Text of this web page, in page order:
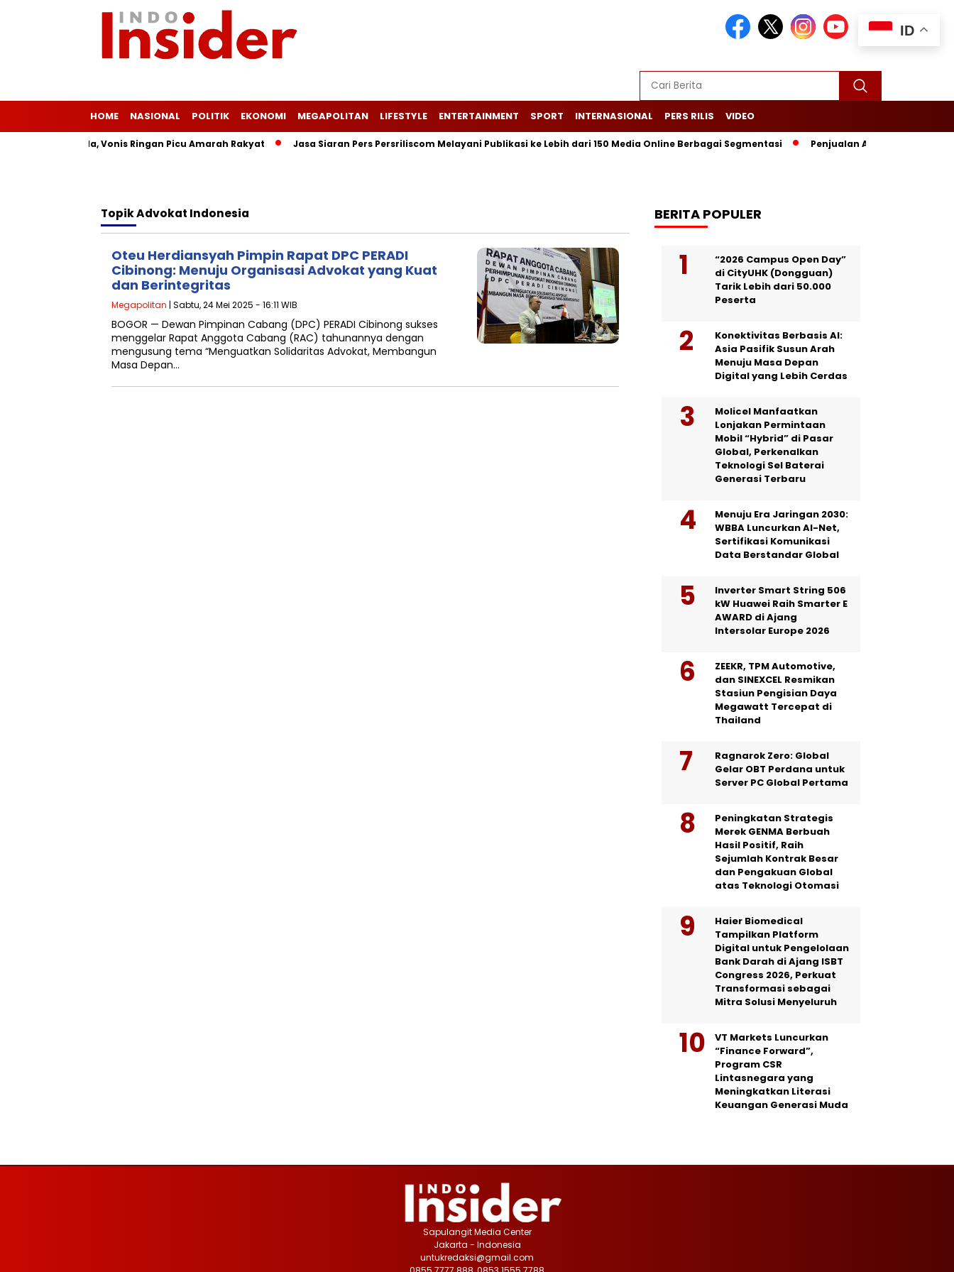
HOME NASIONAL POLITIK EKONOMI MEGAPOLITAN LIFESTYLE ENTERTAINMENT SPORT INTERNASIONAL PERS RILIS VIDEO
Merajalela, Vonis Ringan Picu Amarah Rakyat Jasa Siaran Pers Persriliscom Melayani Publikasi ke Lebih dari 150 Media Online Berbagai Segmentasi Penjualan Anjlok, Coca Cola
TopikAdvokat Indonesia
Oteu Herdiansyah Pimpin Rapat DPC PERADI
Cibinong: Menuju Organisasi Advokat yang Kuat
dan Berintegritas
Megapolitan | Sabtu, 24 Mei 2025 - 16:11 WIB
BOGOR — Dewan Pimpinan Cabang (DPC) PERADI Cibinong sukses
menggelar Rapat Anggota Cabang (RAC) tahunannya dengan
mengusung tema “Menguatkan Solidaritas Advokat, Membangun
Masa Depan…
BERITA POPULER
“2026 Campus Open Day”
di CityUHK (Dongguan)
Tarik Lebih dari 50.000
Peserta
Konektivitas Berbasis AI:
Asia Pasifik Susun Arah
Menuju Masa Depan
Digital yang Lebih Cerdas
Molicel Manfaatkan
Lonjakan Permintaan
Mobil “Hybrid” di Pasar
Global, Perkenalkan
Teknologi Sel Baterai
Generasi Terbaru
Menuju Era Jaringan 2030:
WBBA Luncurkan AI-Net,
Sertifikasi Komunikasi
Data Berstandar Global
Inverter Smart String 506
kW Huawei Raih Smarter E
AWARD di Ajang
Intersolar Europe 2026
ZEEKR, TPM Automotive,
dan SINEXCEL Resmikan
Stasiun Pengisian Daya
Megawatt Tercepat di
Thailand
Ragnarok Zero: Global
Gelar OBT Perdana untuk
Server PC Global Pertama
Peningkatan Strategis
Merek GENMA Berbuah
Hasil Positif, Raih
Sejumlah Kontrak Besar
dan Pengakuan Global
atas Teknologi Otomasi
Haier Biomedical
Tampilkan Platform
Digital untuk Pengelolaan
Bank Darah di Ajang ISBT
Congress 2026, Perkuat
Transformasi sebagai
Mitra Solusi Menyeluruh
VT Markets Luncurkan
“Finance Forward”,
Program CSR
Lintasnegara yang
Meningkatkan Literasi
Keuangan Generasi Muda
ID
Sapulangit Media Center
Jakarta - Indonesia
untukredaksi@gmail.com